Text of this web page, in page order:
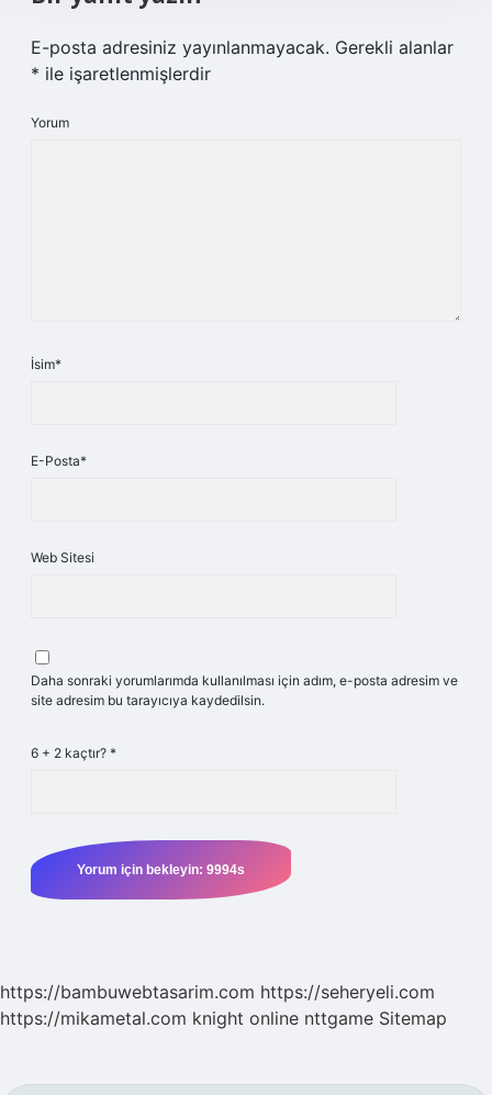
E-posta adresiniz yayınlanmayacak. Gerekli alanlar
* ile işaretlenmişlerdir
Yorum
İsim*
E-Posta*
Web Sitesi
Daha sonraki yorumlarımda kullanılması için adım, e-posta adresim ve
site adresim bu tarayıcıya kaydedilsin.
6 + 2 kaçtır? *
https://bambuwebtasarim.com https://seheryeli.com
https://mikametal.com knight online nttgame Sitemap